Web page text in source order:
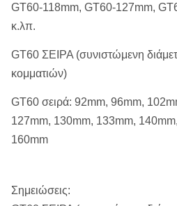
GT60-118mm, GT60-127mm,
κ.λπ.
GT60 ΣΕΙΡΑ (συνιστώμενη
κομματιών)
GT60 σειρά: 92mm, 96mm,
127mm, 130mm, 133mm,
160mm
Σημειώσεις: